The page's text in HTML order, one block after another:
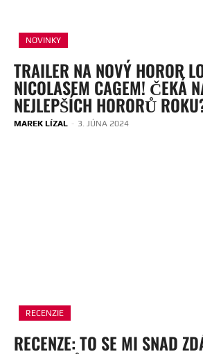
NOVINKY
TRAILER NA NOVÝ HOROR
NICOLASEM CAGEM! ČEKÁ
NEJLEPŠÍCH HORORŮ
MAREK LÍZAL - 3. JÚNA 2024
RECENZIE
RECENZE: TO SE MI SNAD